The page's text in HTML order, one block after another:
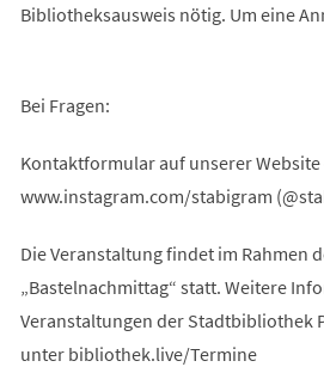
Bibliotheksausweis nötig. Um eine
Bei Fragen:
Kontaktformular auf unserer
www.instagram.com/stabigram
Die Veranstaltung findet im Rahmen
„Bastelnachmittag“ statt. Weitere
Veranstaltungen der Stadtbibliothek
unter bibliothek.live/Termine